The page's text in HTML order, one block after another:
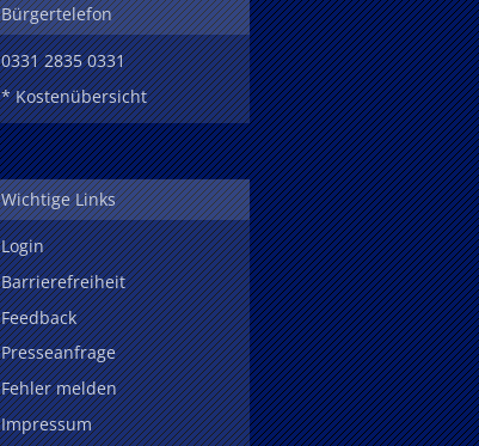
Bürgertelefon
0331 2835 0331
* Kostenübersicht
Wichtige Links
Login
Barrierefreiheit
Feedback
Presseanfrage
Fehler melden
Impressum